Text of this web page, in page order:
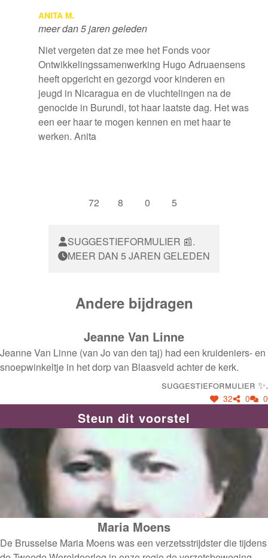
ANITA M.
meer dan 5 jaren geleden
Niet vergeten dat ze mee het Fonds voor
Ontwikkelingssamenwerking Hugo Adruaensens
heeft opgericht en gezorgd voor kinderen en
jeugd in Nicaragua en de vluchtelingen na de
genocide in Burundi, tot haar laatste dag. Het was
een eer haar te mogen kennen en met haar te
werken. Anita
72 8 0 5
SUGGESTIEFORMULIER 📰.
MEER DAN 5 JAREN GELEDEN
Andere bijdragen
Jeanne Van Linne
Jeanne Van Linne (van Jo van den taj) had een kruideniers- en
snoepwinkeltje in het dorp van Blaasveld achter de kerk.
Suggestieformulier ✨.
32 0 0
Steun dit voorstel
Maria Moens
De Brusselse Maria Moens was een verzetsstrijdster die tijdens